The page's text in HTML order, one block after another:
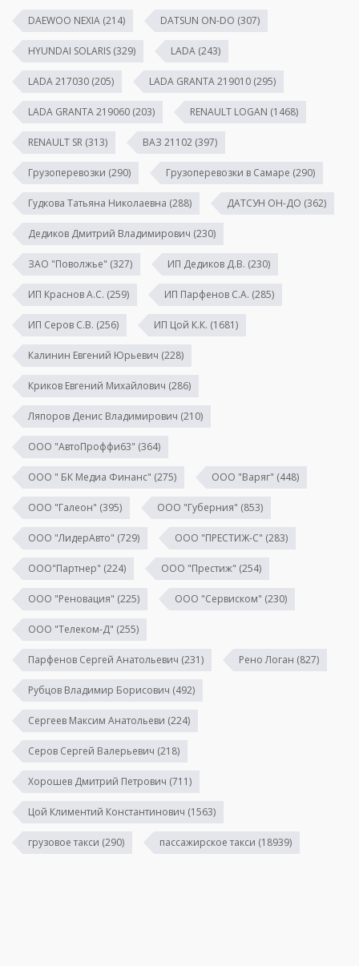
DAEWOO NEXIA (214) DATSUN ON-DO (307)
HYUNDAI SOLARIS (329) LADA (243)
LADA 217030 (205) LADA GRANTA 219010 (295)
LADA GRANTA 219060 (203) RENAULT LOGAN (1468)
RENAULT SR (313) ВАЗ 21102 (397)
Грузоперевозки (290) Грузоперевозки в Самаре (290)
Гудкова Татьяна Николаевна (288) ДАТСУН ОН-ДО (362)
Дедиков Дмитрий Владимирович (230)
ЗАО "Поволжье" (327) ИП Дедиков Д.В. (230)
ИП Краснов А.С. (259) ИП Парфенов С.А. (285)
ИП Серов С.В. (256) ИП Цой К.К. (1681)
Калинин Евгений Юрьевич (228)
Криков Евгений Михайлович (286)
Ляпоров Денис Владимирович (210)
ООО "АвтоПроффи63" (364)
ООО " БК Медиа Финанс" (275) ООО "Варяг" (448)
ООО "Галеон" (395) ООО "Губерния" (853)
ООО "ЛидерАвто" (729) ООО "ПРЕСТИЖ-С" (283)
ООО"Партнер" (224) ООО "Престиж" (254)
ООО "Реновация" (225) ООО "Сервиском" (230)
ООО "Телеком-Д" (255)
Парфенов Сергей Анатольевич (231) Рено Логан (827)
Рубцов Владимир Борисович (492)
Сергеев Максим Анатольеви (224)
Серов Сергей Валерьевич (218)
Хорошев Дмитрий Петрович (711)
Цой Климентий Константинович (1563)
грузовое такси (290) пассажирское такси (18939)